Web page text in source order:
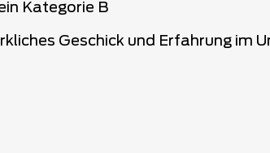
Kategorie B
Geschick und Erfahrung im